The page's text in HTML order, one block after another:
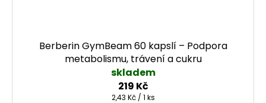
Berberin GymBeam 60 kapslí – Podpora
metabolismu, trávení a cukru
skladem
219 Kč
Měrná cena:
2,43 Kč / 1 ks